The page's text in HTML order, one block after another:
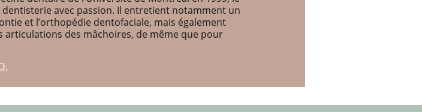
avec passion. Il entretient notamment un
et l’orthopédie dentofaciale, mais également
des mâchoires, de même que pour